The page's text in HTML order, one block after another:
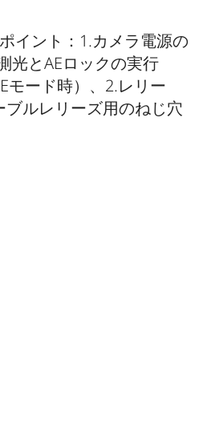
イント：1.カメラ電源の
光とAEロックの実行
モード時）、2.レリー
ルレリーズ用のねじ穴
秒 メインメニューで設